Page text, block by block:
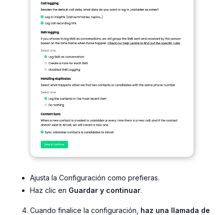
Ajusta la Configuración como prefieras.
Haz clic en Guardar y continuar.
Cuando finalice la configuración, haz una llamada de